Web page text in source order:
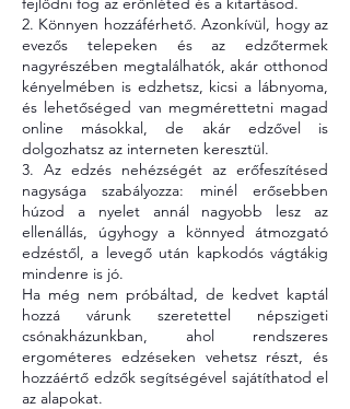
2. Könnyen hozzáférhető. Azonkívül, hogy az
evezős telepeken és az edzőtermek
nagyrészében megtalálhatók, akár otthonod
kényelmében is edzhetsz, kicsi a lábnyoma,
és lehetőséged van megmérettetni magad
online másokkal, de akár edzővel is
dolgozhatsz az interneten keresztül.
3. Az edzés nehézségét az erőfeszítésed
nagysága szabályozza: minél erősebben
húzod a nyelet annál nagyobb lesz az
ellenállás, úgyhogy a könnyed átmozgató
edzéstől, a levegő után kapkodós vágtákig
mindenre is jó.
Ha még nem próbáltad, de kedvet kaptál
hozzá várunk szeretettel népszigeti
csónakházunkban, ahol rendszeres
ergométeres edzéseken vehetsz részt, és
hozzáértő edzők segítségével sajátíthatod el
az alapokat.